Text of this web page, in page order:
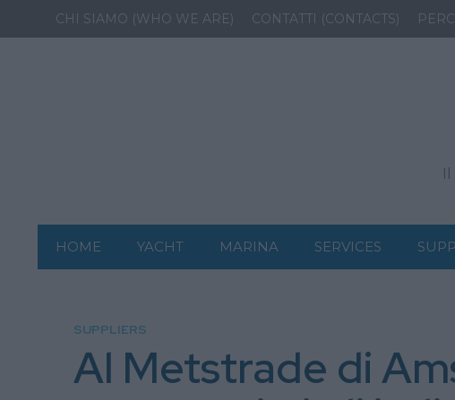
CHI SIAMO (WHO WE ARE) CONTATTI (CONTACTS)
HOME YACHT MARINA SERVICES
SUPPLIERS
Al Metstrade di